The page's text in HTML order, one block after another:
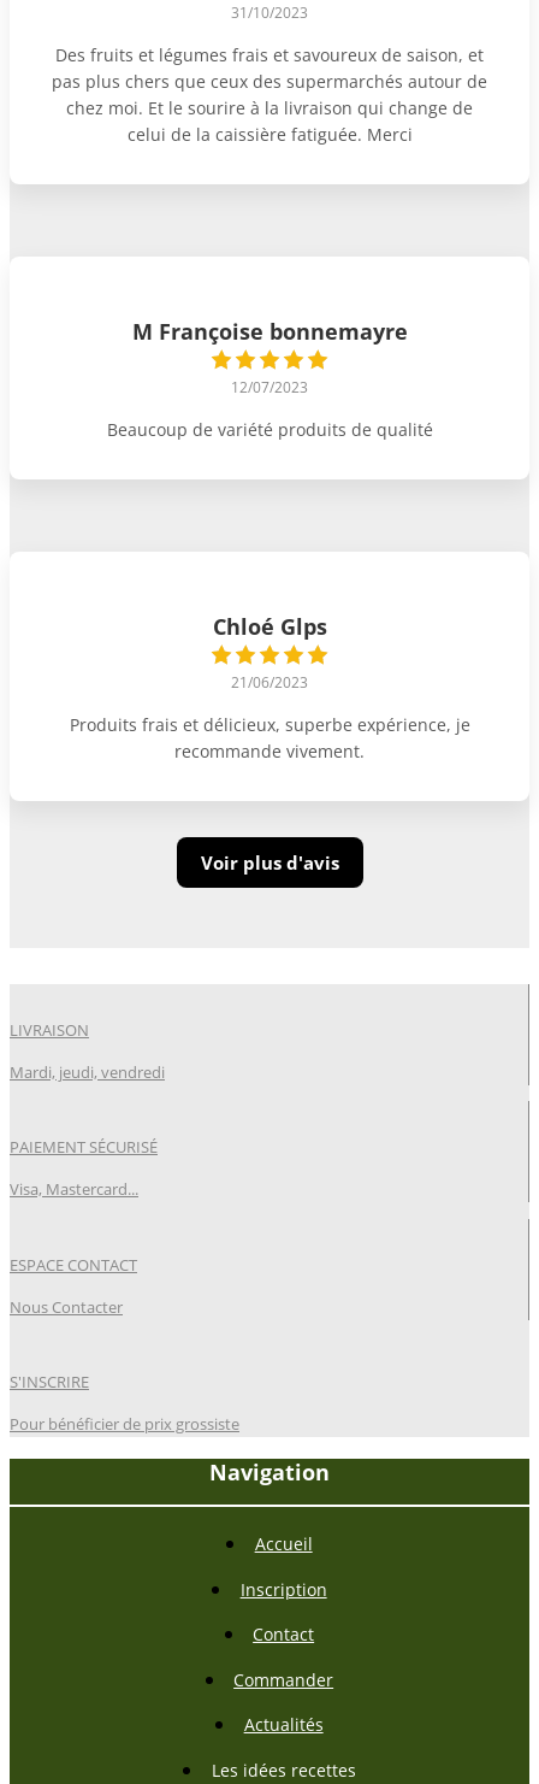
31/10/2023
Des fruits et légumes frais et savoureux de saison, et
pas plus chers que ceux des supermarchés autour de
chez moi. Et le sourire à la livraison qui change de
celui de la caissière fatiguée. Merci
M Françoise bonnemayre
12/07/2023
Beaucoup de variété produits de qualité
Chloé Glps
21/06/2023
Produits frais et délicieux, superbe expérience, je
recommande vivement.
Voir plus d'avis
LIVRAISON
Mardi, jeudi, vendredi
PAIEMENT SÉCURISÉ
Visa, Mastercard...
ESPACE CONTACT
Nous Contacter
S'INSCRIRE
Pour bénéficier de prix grossiste
Navigation
Accueil
Inscription
Contact
Commander
Actualités
Les idées recettes